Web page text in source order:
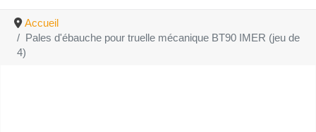
Accueil
Pales d'ébauche pour truelle mécanique BT90 IMER (jeu de
4)